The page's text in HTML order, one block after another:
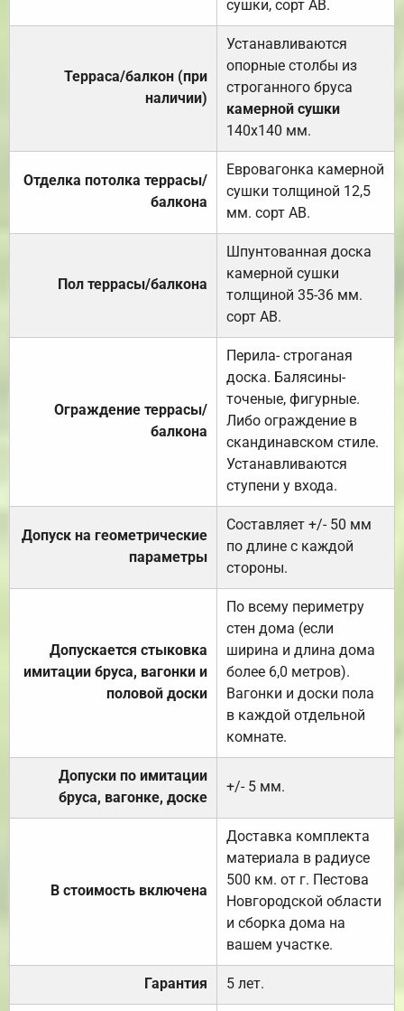
сушки, сорт АВ.
Терраса/балкон (при
наличии)
Устанавливаются
опорные столбы из
строганного бруса
камерной сушки
140х140 мм.
Отделка потолка террасы/
балкона
Евровагонка камерной
сушки толщиной 12,5
мм. сорт АВ.
Пол террасы/балкона
Шпунтованная доска
камерной сушки
толщиной 35-36 мм.
сорт АВ.
Ограждение террасы/
балкона
Перила- строганая
доска. Балясины-
точеные, фигурные.
Либо ограждение в
скандинавском стиле.
Устанавливаются
ступени у входа.
Допуск на геометрические
параметры
Составляет +/- 50 мм
по длине с каждой
стороны.
Допускается стыковка
имитации бруса, вагонки и
половой доски
По всему периметру
стен дома (если
ширина и длина дома
более 6,0 метров).
Вагонки и доски пола
в каждой отдельной
комнате.
Допуски по имитации
бруса, вагонке, доске
+/- 5 мм.
В стоимость включена
Доставка комплекта
материала в радиусе
500 км. от г. Пестова
Новгородской области
и сборка дома на
вашем участке.
Гарантия 5 лет.